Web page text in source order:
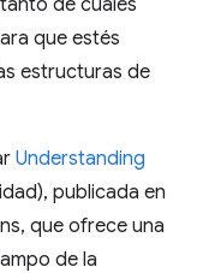
de cuáles
que estés
estructuras de
Understanding
publicada en
que ofrece una
de la